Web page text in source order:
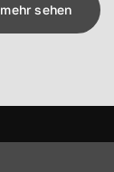
mehr sehen